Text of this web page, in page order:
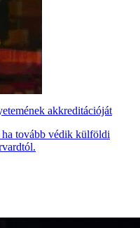
akkreditációját
ha tovább védik külföldi